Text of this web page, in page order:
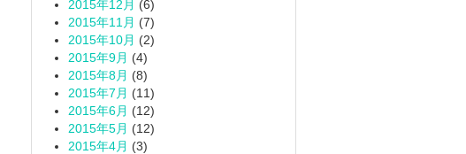
2015年12月 (6)
2015年11月 (7)
2015年10月 (2)
2015年9月 (4)
2015年8月 (8)
2015年7月 (11)
2015年6月 (12)
2015年5月 (12)
2015年4月 (3)